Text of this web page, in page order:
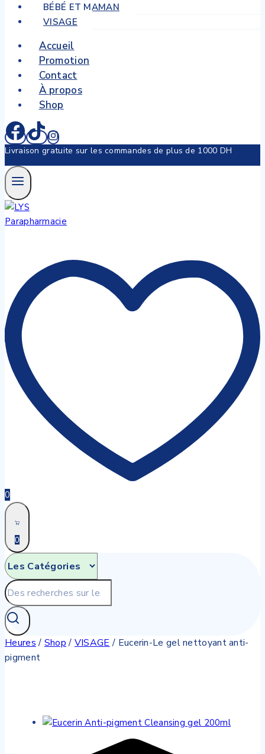
BÉBÉ ET MAMAN
VISAGE
Accueil
Promotion
Contact
À propos
Shop
Livraison gratuite sur les commandes de plus de 1000 DH
0
0
Recherche
pour:
Heures / Shop / VISAGE / Eucerin-Le gel nettoyant anti-
pigment